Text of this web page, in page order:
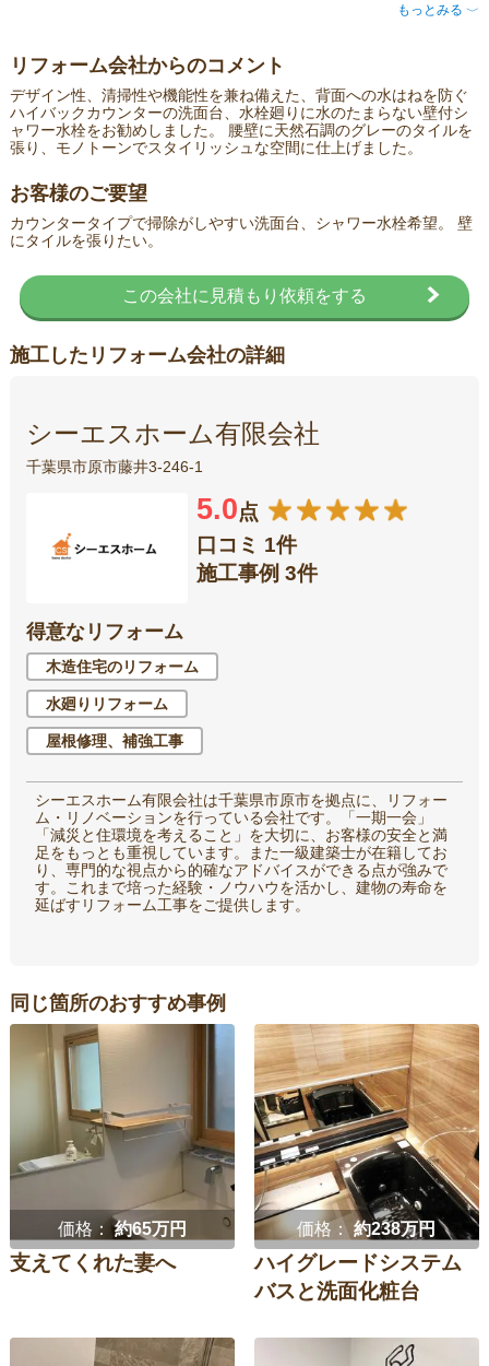
もっとみる 〈
リフォーム会社からのコメント
デザイン性、清掃性や機能性を兼ね備えた、背面への水はねを防ぐ
ハイバックカウンターの洗面台、水栓廻りに水のたまらない壁付シ
ャワー水栓をお勧めしました。 腰壁に天然石調のグレーのタイルを
張り、モノトーンでスタイリッシュな空間に仕上げました。
お客様のご要望
カウンタータイプで掃除がしやすい洗面台、シャワー水栓希望。 壁
にタイルを張りたい。
この会社に見積もり依頼をする
施工したリフォーム会社の詳細
シーエスホーム有限会社
千葉県市原市藤井3-246-1
5.0点
口コミ 1件
施工事例 3件
得意なリフォーム
木造住宅のリフォーム
水廻りリフォーム
屋根修理、補強工事
シーエスホーム有限会社は千葉県市原市を拠点に、リフォー
ム・リノベーションを行っている会社です。「一期一会」
「減災と住環境を考えること」を大切に、お客様の安全と満
足をもっとも重視しています。また一級建築士が在籍してお
り、専門的な視点から的確なアドバイスができる点が強みで
す。これまで培った経験・ノウハウを活かし、建物の寿命を
延ばすリフォーム工事をご提供します。
同じ箇所のおすすめ事例
価格：約65万円
支えてくれた妻へ
価格：約238万円
ハイグレードシステム
バスと洗面化粧台